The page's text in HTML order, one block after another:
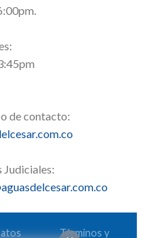
de contacto:
Términos y